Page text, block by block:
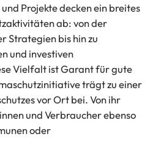
Projekte decken ein breites
ab: von der
Strategien bis hin zu
und investiven
Vielfalt ist Garant für gute
trägt zu einer
vor Ort bei. Von ihr
und Verbraucher ebenso
oder